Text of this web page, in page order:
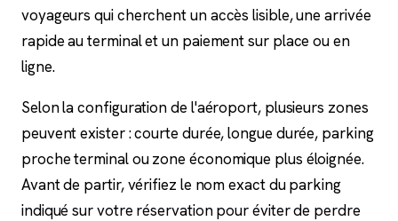
voyageurs qui cherchent un accès lisible, une arrivée
rapide au terminal et un paiement sur place ou en
ligne.
Selon la configuration de l'aéroport, plusieurs zones
peuvent exister : courte durée, longue durée, parking
proche terminal ou zone économique plus éloignée.
Avant de partir, vérifiez le nom exact du parking
indiqué sur votre réservation pour éviter de perdre